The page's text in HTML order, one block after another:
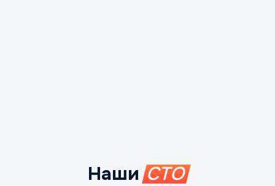
Наши СТО